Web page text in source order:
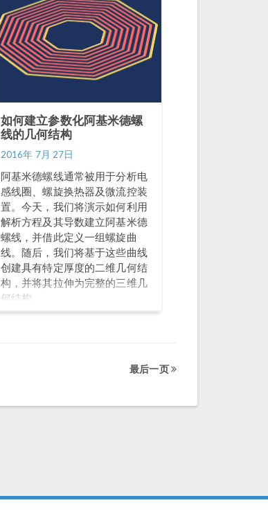
如何建立参数化阿基米德螺
线的几何结构
2016年 7月 27日
阿基米德螺线通常被用于分析电
感线圈、螺旋换热器及微流控装
置。今天，我们将演示如何利用
解析方程及其导数建立阿基米德
螺线，并借此定义一组螺旋曲
线。随后，我们将基于这些曲线
创建具有特定厚度的二维几何结
构，并将其拉伸为完整的三维几
何结构。
最后一页